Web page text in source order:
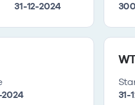
31-12-2024
2024
31-